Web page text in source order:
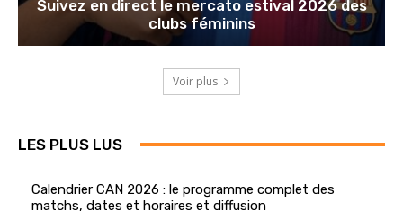
Suivez en direct le mercato estival 2026 des
clubs féminins
Voir plus
LES PLUS LUS
Calendrier CAN 2026 : le programme complet des
matchs, dates et horaires et diffusion